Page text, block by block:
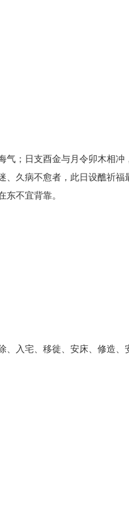
气；日支酉金与月令卯木相冲
久病不愈者，此日设醮祈福
东不宜背靠。
、入宅、移徙、安床、修造、